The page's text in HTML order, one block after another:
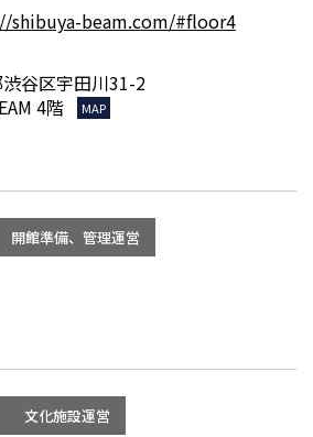
shibuya-beam.com/#floor4
谷区宇田川31-2
4階
MAP
開館準備、管理運営
文化施設運営